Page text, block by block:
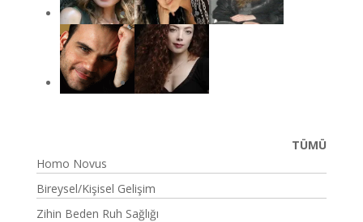
TÜMÜ
Homo Novus
Bireysel/Kişisel Gelişim
Zihin Beden Ruh Sağlığı